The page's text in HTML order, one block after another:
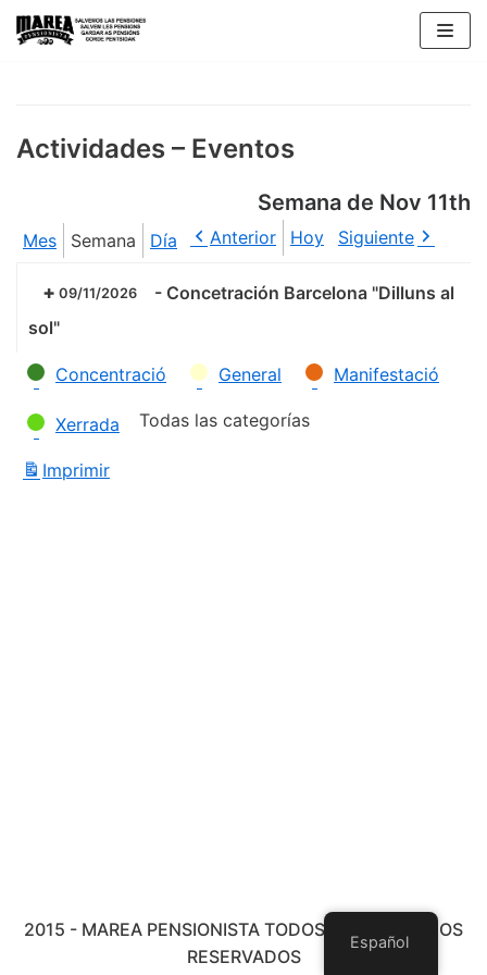
Saltar
Actividades – Eventos
Semana de Nov 11th
Mes Semana Día Anterior Hoy Siguiente
09/11/2026 - Concetración Barcelona "Dilluns al
sol"
Categorías
Concentració General Manifestació
Xerrada Todas las categorías
Imprimir
2015 - MAREA PENSIONISTA TODOS LOS DERECHOS
RESERVADOS
Español